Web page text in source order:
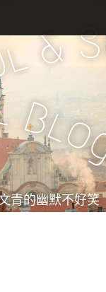
&S
Blo
青的幽默不好笑